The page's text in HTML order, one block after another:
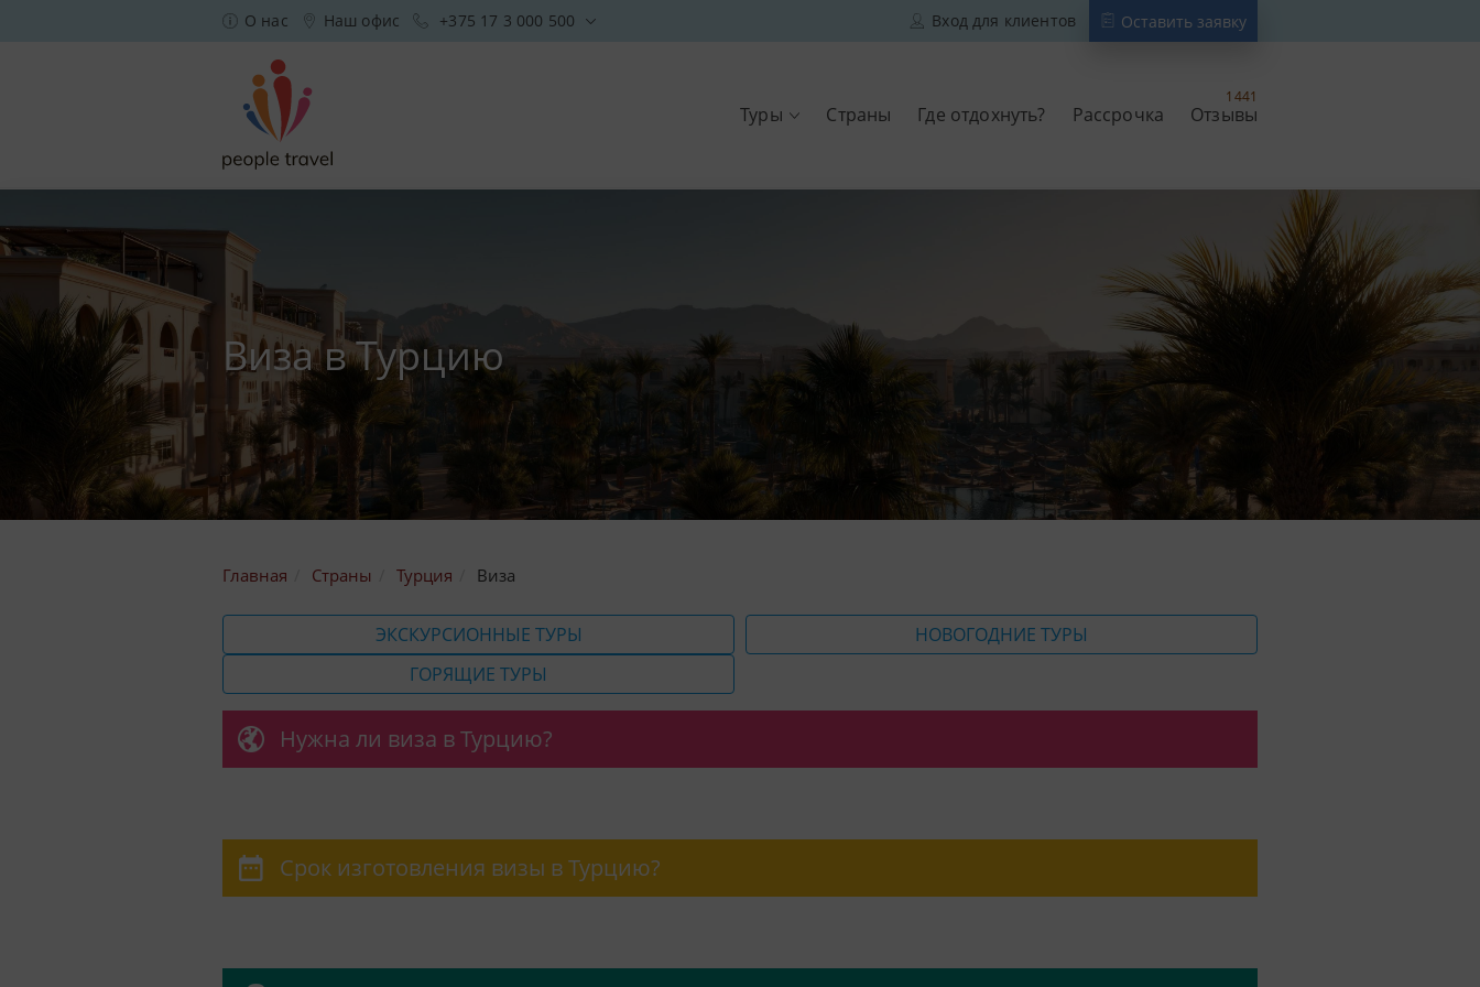
О нас Наш офис +375 17 3 000 500 Вход для клиентов Оставить заявку
Туры Страны Где отдохнуть? Рассрочка Отзывы
1441
Виза в Турцию
Главная Страны Турция Виза
ЭКСКУРСИОННЫЕ ТУРЫ
НОВОГОДНИЕ ТУРЫ
ГОРЯЩИЕ ТУРЫ
Нужна ли виза в Турцию?
Срок изготовления визы в Турцию?